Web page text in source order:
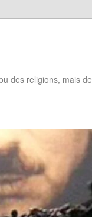
des religions, mais de